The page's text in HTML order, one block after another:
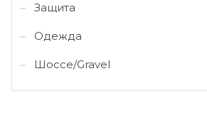
Защита
Одежда
Шоссе/Gravel